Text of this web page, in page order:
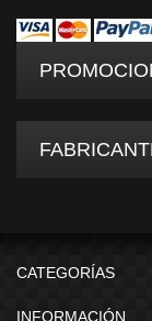
CATEGORÍAS
INFORMACIÓN